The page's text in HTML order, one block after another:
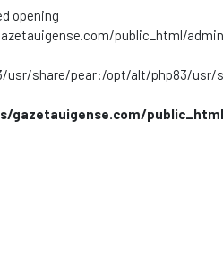
opening
public_html/
usr/share/pear:/opt/alt/php83/
gazetauigense.com/